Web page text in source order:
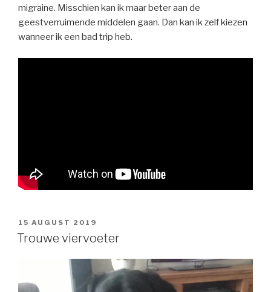
migraine. Misschien kan ik maar beter aan de
geestverruimende middelen gaan. Dan kan ik zelf kiezen
wanneer ik een bad trip heb.
POSTED
ON
15 AUGUST 2019
Trouwe viervoeter